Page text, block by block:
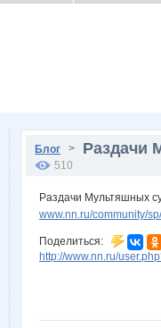
Блог > Раздачи
510
Раздачи Мультяшных
www.nn.ru/community/
Поделиться:
http://www.nn.ru/